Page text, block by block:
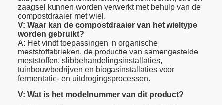
zaagsel kunnen worden verwerkt met behulp van de
compostdraaier met wiel.
V: Waar kan de compostdraaier van het wieltype
worden gebruikt?
A: Het vindt toepassingen in organische
meststoffabrieken, de productie van samengestelde
meststoffen, slibbehandelingsinstallaties,
tuinbouwbedrijven en biogasinstallaties voor
fermentatie- en uitdrogingsprocessen.
V: Wat is het modelnummer van dit product?